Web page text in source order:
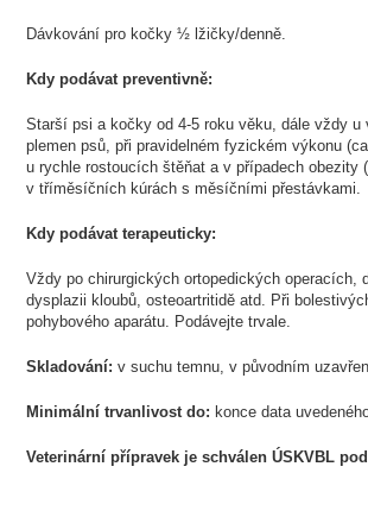
Dávkování pro kočky ½ lžičky/denně.
Kdy podávat preventivně:
Starší psi a kočky od 4-5 roku věku, dále vždy
plemen psů, při pravidelném fyzickém výkonu
u rychle rostoucích štěňat a v případech obezity
v tříměsíčních kúrách s měsíčními přestávkami.
Kdy podávat terapeuticky:
Vždy po chirurgických ortopedických operacích,
dysplazii kloubů, osteoartritidě atd. Při
pohybového aparátu. Podávejte trvale.
Skladování: v suchu temnu, v původním
Minimální trvanlivost do: konce data
Veterinární přípravek je schválen ÚSKVBL